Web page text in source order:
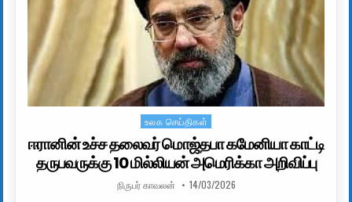
Posted in
உலக செய்திகள்
ஈரானின் உச்ச தலைவர் மொஜ்தபா கமேனியா காட்டி
தருபவருக்கு 10 மில்லியன் அமெரிக்கா அறிவிப்பு
AUTHOR:
நிருபர் காவலன் PUBLISHED DATE:
14/03/2026